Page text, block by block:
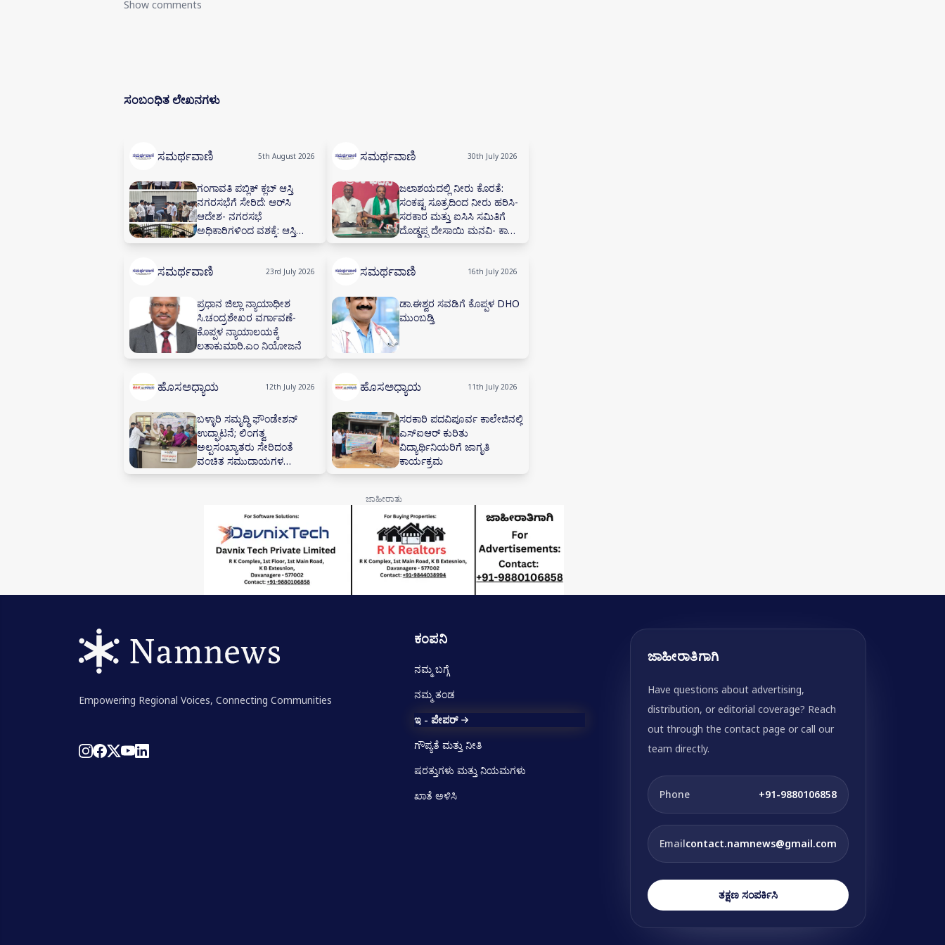
Show comments
ಸಂಬಂಧಿತ ಲೇಖನಗಳು
ಸಮರ್ಥವಾಣಿ 5th August 2026
ಗಂಗಾವತಿ ಪಬ್ಲಿಕ್ ಕ್ಲಬ್ ಆಸ್ತಿ
ನಗರಸಭೆಗೆ ಸೇರಿದೆ: ಆರ್‌ಸಿ
ಆದೇಶ- ನಗರಸಭೆ
ಅಧಿಕಾರಿಗಳಿಂದ ವಶಕ್ಕೆ: ಆಸ್ತಿ
ಮುಟ್ಟುಗೋಲು- 60 ವರ್ಷಗಳ
ಮತ್ತು ಮಳಿಗೆಗಳಿಗೆ ಬೀಗ
ಸಮರ್ಥವಾಣಿ 30th July 2026
ಜಲಾಶಯದಲ್ಲಿ ನೀರು ಕೊರತೆ:
ಸಂಕಷ್ಟ ಸೂತ್ರದಿಂದ ನೀರು ಹರಿಸಿ-
ಸರಕಾರ ಮತ್ತು ಐಸಿಸಿ ಸಮಿತಿಗೆ
ದೊಡ್ಡಪ್ಪ ದೇಸಾಯಿ ಮನವಿ- ಕಾಡಾ
ಕಚೇರಿಯಲ್ಲಿ ನೀರಾವರಿ ಸಲಹಾ
ಸಮರ್ಥವಾಣಿ 23rd July 2026
ಪ್ರಧಾನ ಜಿಲ್ಲಾ ನ್ಯಾಯಾಧೀಶ
ಸಿ.ಚಂದ್ರಶೇಖರ ವರ್ಗಾವಣೆ-
ಕೊಪ್ಪಳ ನ್ಯಾಯಾಲಯಕ್ಕೆ
ಲತಾಕುಮಾರಿ.ಎಂ ನಿಯೋಜನೆ
ಸಮರ್ಥವಾಣಿ 16th July 2026
ಡಾ.ಈಶ್ವರ ಸವಡಿಗೆ ಕೊಪ್ಪಳ DHO
ಮುಂಬಡ್ತಿ
ಹೊಸಅಧ್ಯಾಯ 12th July 2026
ಬಳ್ಳಾರಿ ಸಮೃದ್ಧಿ ಫೌಂಡೇಶನ್
ಉದ್ಘಾಟನೆ; ಲಿಂಗತ್ವ
ಅಲ್ಪಸಂಖ್ಯಾತರು ಸೇರಿದಂತೆ
ವಂಚಿತ ಸಮುದಾಯಗಳ
ಸಬಲೀಕರಣಕ್ಕೆ ಸಂಕಲ್ಪ
ಹೊಸಅಧ್ಯಾಯ 11th July 2026
ಸರಕಾರಿ ಪದವಿಪೂರ್ವ ಕಾಲೇಜಿನಲ್ಲಿ
ಎಸ್‌ಐಆರ್ ಕುರಿತು
ವಿದ್ಯಾರ್ಥಿನಿಯರಿಗೆ ಜಾಗೃತಿ
ಕಾರ್ಯಕ್ರಮ
Empowering Regional Voices, Connecting Communities
ಕಂಪನಿ
ನಮ್ಮ ಬಗ್ಗೆ
ನಮ್ಮ ತಂಡ
ಇ - ಪೇಪರ್
ಗೌಪ್ಯತೆ ಮತ್ತು ನೀತಿ
ಷರತ್ತುಗಳು ಮತ್ತು ನಿಯಮಗಳು
ಖಾತೆ ಅಳಿಸಿ
ಜಾಹೀರಾತಿಗಾಗಿ
Have questions about advertising,
distribution, or editorial coverage? Reach
out through the contact page or call our
team directly.
Phone +91-9880106858
Emailcontact.namnews@gmail.com
ತಕ್ಷಣ ಸಂಪರ್ಕಿಸಿ